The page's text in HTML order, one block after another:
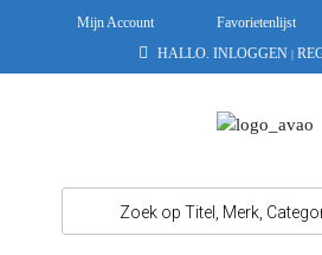
Mijn Account Favorietenlijst
HALLO. INLOGGEN |